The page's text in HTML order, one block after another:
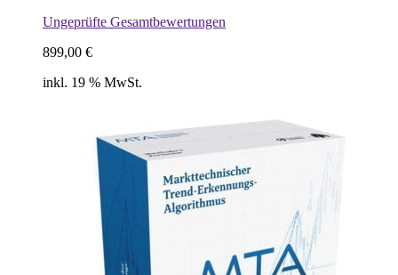
Ungeprüfte Gesamtbewertungen
899,00 €
inkl. 19 % MwSt.